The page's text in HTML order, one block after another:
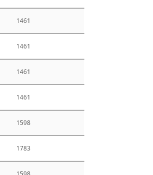
1461
1461
1461
1461
1598
1783